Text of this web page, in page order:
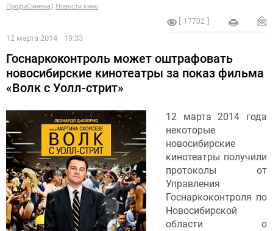
ПрофиСинема Новости кино
17702
12 марта 2014 19:33
Госнаркоконтроль может оштрафовать
новосибирские кинотеатры за показ фильма
«Волк с Уолл-стрит»
12 марта 2014 года
некоторые
новосибирские
кинотеатры получили
протоколы от
Управления
Госнаркоконтроля по
Новосибирской
области о